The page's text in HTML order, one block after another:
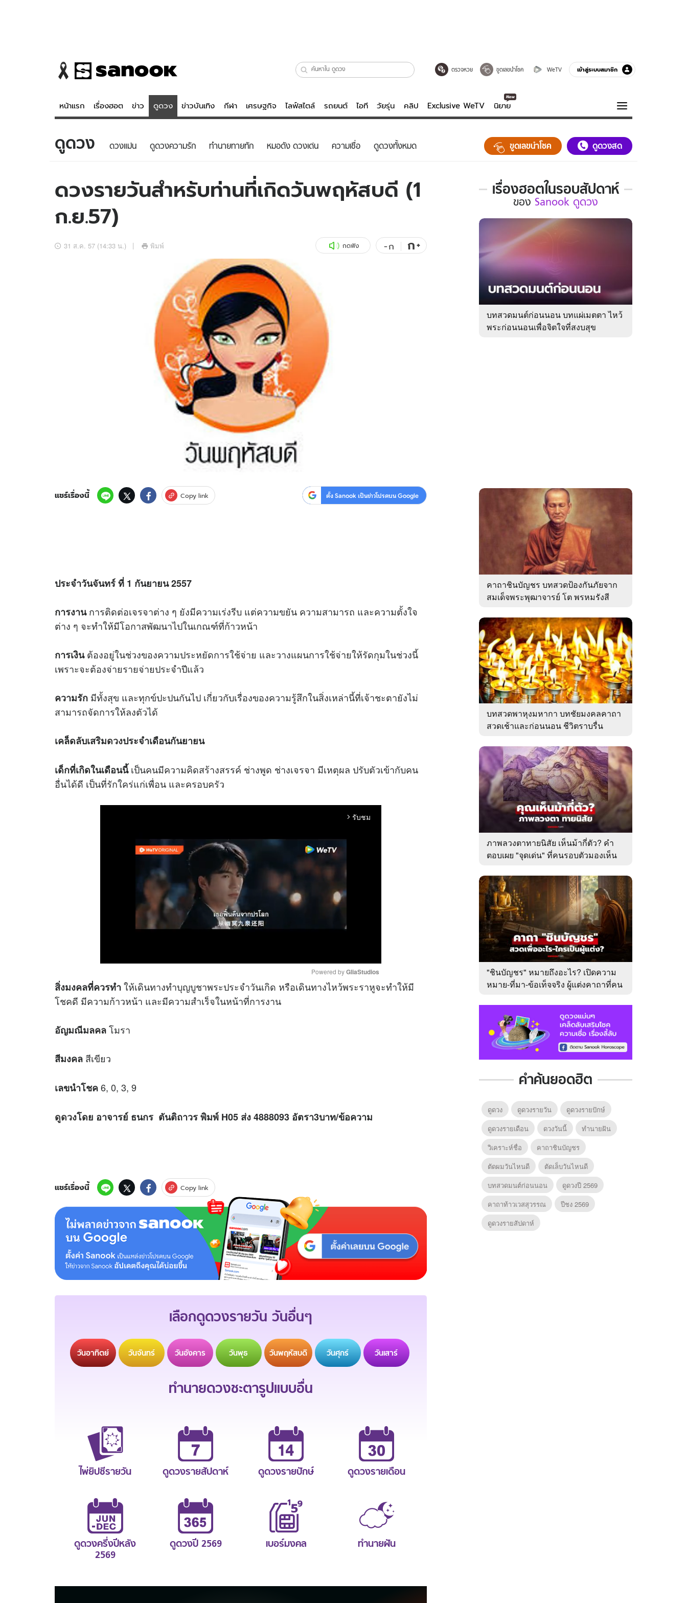
ตรวจหวย ขูดเลขนำโชค WeTV เข้าสู่ระบบสมาชิก
หน้าแรก เรื่องฮอต ข่าว ดูดวง ข่าวบันเทิง กีฬา เศรษฐกิจ ไลฟ์สไตล์ รถยนต์ ไอที วัยรุ่น คลิป Exclusive WeTV นิยาย
ข่าว
ข่าวบันเทิง
ข่าวกีฬา
ข่าวเศรษฐกิจ
อัปเดตจีน
ดูดวง - ตรวจหวย
สถิติหวยไทย
ไลฟ์สไตล์
วัยรุ่น
สุขภาพ
Tasteful Thailand
Sanook Choice
ดูทีวี
ความรู้รอบตัว
ฮาวทู
ติดตามสนุกโซเชียลได้ที่
บริษัท อิมเมจ ฟิวเจอร์ (ประเทศไทย) จำกัด
ดูดวง ดวงแม่น ดูดวงความรัก ทํานายทายทัก หมอดัง ดวงเด่น ความเชื่อ ดูดวงทั้งหมด ขูดเลขนำโชค ดูดวงสด
ดวงรายวันสำหรับท่านที่เกิดวันพฤหัสบดี (1
ก.ย.57)
31 ส.ค. 57 (14:33 น.) พิมพ์ กดฟัง -ก ก+
แชร์เรื่องนี้ Copy link ตั้ง Sanook เป็นข่าวโปรดบน Google
ประจำวันจันทร์ ที่ 1 กันยายน 2557
การงานการติดต่อเจรจาต่าง ๆ ยังมีความเร่งรีบ แต่ความขยัน ความสามารถ และความตั้งใจ
ต่าง ๆ จะทำให้มีโอกาสพัฒนาไปในเกณฑ์ที่ก้าวหน้า
การเงินต้องอยู่ในช่วงของความประหยัดการใช้จ่าย และวางแผนการใช้จ่ายให้รัดกุมในช่วงนี้
เพราะจะต้องจ่ายรายจ่ายประจำปีแล้ว
ความรัก มีทั้งสุข และทุกข์ปะปนกันไป เกี่ยวกับเรื่องของความรู้สึกในสิ่งเหล่านี้ที่เจ้าชะตายังไม่
สามารถจัดการให้ลงตัวได้
เคล็ดลับเสริมดวงประจำเดือนกันยายน
เด็กที่เกิดในเดือนนี้เป็นคนมีความคิดสร้างสรรค์ ช่างพูด ช่างเจรจา มีเหตุผล ปรับตัวเข้ากับคน
อื่นได้ดี เป็นที่รักใคร่แก่เพื่อน และครอบครัว
arrow_forward_ios รับชม
Powered by GliaStudios
สิ่งมงคลที่ควรทำให้เดินทางทำบุญบูชาพระประจำวันเกิด หรือเดินทางไหว้พระราหูจะทำให้มี
โชคดี มีความก้าวหน้า และมีความสำเร็จในหน้าที่การงาน
อัญมณีมลคลโมรา
สีมงคล สีเขียว
เลขนำโชค6, 0, 3, 9
ดูดวงโดย อาจารย์ ธนกร ตันติถาวร พิมพ์ H05 ส่ง 4888093 อัตรา3บาท/ข้อความ
แชร์เรื่องนี้ Copy link
เลือกดูดวงรายวัน วันอื่นๆ
วันอาทิตย์ วันจันทร์ วันอังคาร วันพุธ วันพฤหัสบดี วันศุกร์ วันเสาร์
ทำนายดวงชะตารูปแบบอื่น
ไพ่ยิปซีรายวัน ดูดวงรายสัปดาห์ ดูดวงรายปักษ์ ดูดวงรายเดือน
ดูดวงครึ่งปีหลัง
2569
ดูดวงปี 2569 เบอร์มงคล ทำนายฝัน
เรื่องฮอตในรอบสัปดาห์
เรื่อง
ใน
รอบ
ของ
Sanook
ดูด
ของ Sanook ดูดวง
บทสวดมนต์ก่อนนอน บทแผ่เมตตา ไหว้
พระก่อนนอนเพื่อจิตใจที่สงบสุข
คาถาชินบัญชร บทสวดป้องกันภัยจาก
สมเด็จพระพุฒาจารย์ โต พรหมรังสี
บทสวดพาหุงมหากา บทชัยมงคลคาถา
สวดเช้าและก่อนนอน ชีวิตราบรื่น
ภาพลวงตาทายนิสัย เห็นม้ากี่ตัว? คำ
ตอบเผย "จุดเด่น" ที่คนรอบตัวมองเห็น
"ชินบัญชร" หมายถึงอะไร? เปิดความ
หมาย-ที่มา-ข้อเท็จจริง ผู้แต่งคาถาที่คน
คำค้นยอดฮิต
ดูดวง ดูดวงรายวัน
ดูดวงรายปักษ์
ดูดวงรายเดือน
ดวงวันนี้
ทํานายฝัน
วิเคราะห์ชื่อ
คาถาชินบัญชร
ตัดผมวันไหนดี
ตัดเล็บวันไหนดี
บทสวดมนต์ก่อนนอน
ดูดวงปี 2569
คาถาท้าวเวสสุวรรณ
ปีชง 2569
ดูดวงรายสัปดาห์